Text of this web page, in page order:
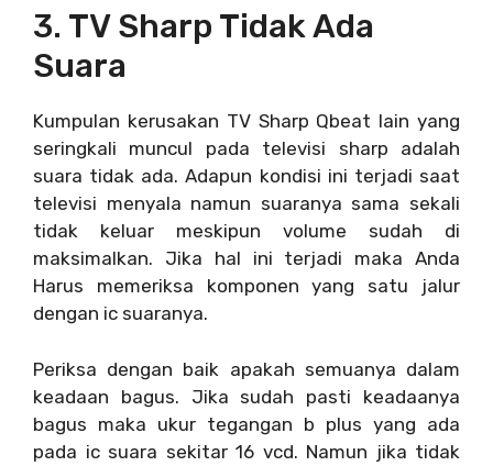
3. TV Sharp Tidak Ada
Suara
Kumpulan kerusakan TV Sharp Qbeat lain yang
seringkali muncul pada televisi sharp adalah
suara tidak ada. Adapun kondisi ini terjadi saat
televisi menyala namun suaranya sama sekali
tidak keluar meskipun volume sudah di
maksimalkan. Jika hal ini terjadi maka Anda
Harus memeriksa komponen yang satu jalur
dengan ic suaranya.
Periksa dengan baik apakah semuanya dalam
keadaan bagus. Jika sudah pasti keadaanya
bagus maka ukur tegangan b plus yang ada
pada ic suara sekitar 16 vcd. Namun jika tidak